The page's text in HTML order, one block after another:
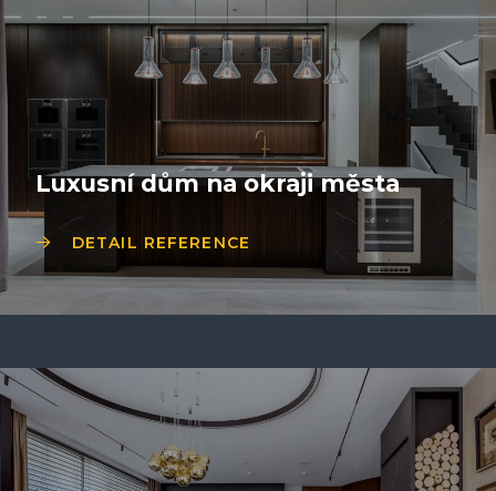
Luxusní dům na okraji města
DETAIL REFERENCE